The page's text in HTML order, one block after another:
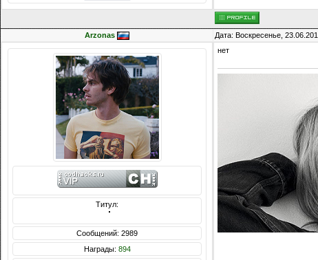
Arzonas Дата: Воскресенье,
Титул:
  ̍̍̍̍̍̍̍̍̍̍̍̍̍̍̍̍̍̍̍̍̍̍̍̍̍̍̍̍̍̍̍̍̍̍̍̍̍̍̍̍̍̍̍̍̍̍
Сообщений: 2989
Награды: 894
нет